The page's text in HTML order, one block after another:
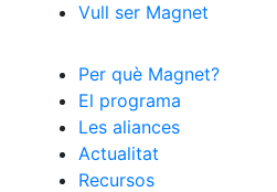
Vull ser Magnet
Per què Magnet?
El programa
Les aliances
Actualitat
Recursos